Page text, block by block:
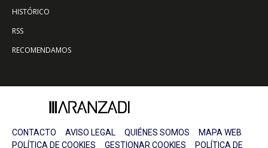
HISTÓRICO
RSS
RECOMENDAMOS
CONTACTO AVISO LEGAL QUIÉNES SOMOS
MAPA WEB
POLÍTICA DE COOKIES
GESTIONAR COOKIES POLÍTICA DE